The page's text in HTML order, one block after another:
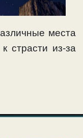
места
страсти из-за